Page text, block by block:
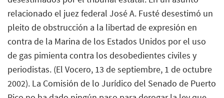
relacionado el juez federal José A. Fusté desestimó un
pleito de obstrucción a la libertad de expresión en
contra de la Marina de los Estados Unidos por el uso
de gas pimienta contra los desobedientes civiles y
periodistas. (El Vocero, 13 de septiembre, 1 de octubre
2002). La Comisión de lo Jurídico del Senado de Puerto